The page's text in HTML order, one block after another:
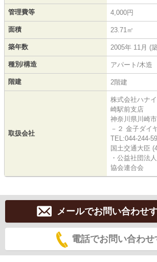
管理費等 4,000円
面積 23.71㎡
築年数 2005年 11月 (
種別/構造 アパート/木造
階建 2階建
取扱会社
株式会社ハナ
崎駅前支店
神奈川県川崎
－２ 金子ダイ
TEL:044-244-
国土交通大臣
・公益社団法
協会連合会
メールでお問い合わせ
電話でお問い合わせ